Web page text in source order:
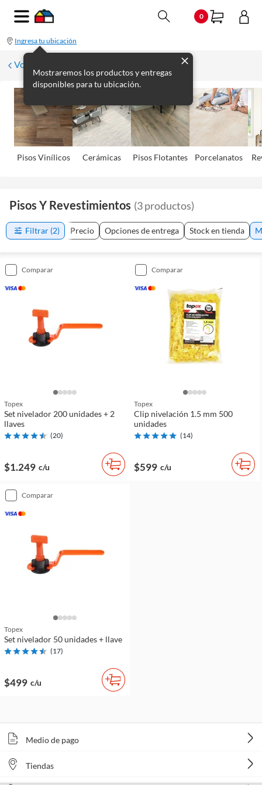
0
Ingresa tu ubicación
Mostraremos los productos y entregas
disponibles para tu ubicación.
Volver
Pisos Viní­licos Cerámicas Pisos Flotantes Porcelanatos
Pisos Y Revestimientos (3productos)
Filtrar (2) Precio Opciones de entrega Stock en tienda
comparar
Topex
Set nivelador 200 unidades + 2
llaves
(20)
$1.249 c/u
comparar
Topex
Clip nivelación 1.5 mm 500
unidades
(14)
$599 c/u
comparar
Topex
Set nivelador 50 unidades + llave
(17)
$499 c/u
Medio de pago
Tiendas